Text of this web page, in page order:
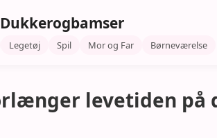
Dukkerogbamser
Legetøj Spil Mor og Far Børneværelse
levetiden på